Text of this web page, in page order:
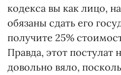
кодекса вы как лицо,
обязаны сдать его
получите 25%
Правда, этот постулат
довольно вяло,